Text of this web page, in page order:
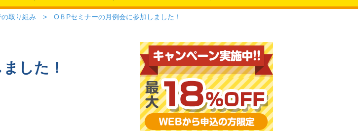
取り組み > OＢPセミナーの月例会に参加しました！
した！